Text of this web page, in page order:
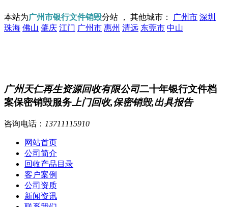
本站为广州市银行文件销毁分站 ， 其他城市： 广州市 深圳
珠海 佛山 肇庆 江门 广州市 惠州 清远 东莞市 中山
广州天仁再生资源回收有限公司二十年银行文件档
案保密销毁服务 上门回收,保密销毁,出具报告
咨询电话： 13711115910
网站首页
公司简介
回收产品目录
客户案例
公司资质
新闻资讯